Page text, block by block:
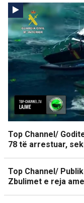
Top Channel/
78 të arrestuar,
Top Channel/
Zbulimet e reja